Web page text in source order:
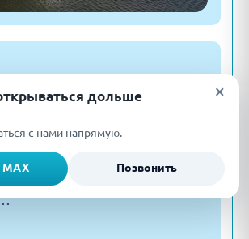
побед к святости…»-
Романово-
уезда, музеем
×
дольше
с нами напрямую.
Позвонить